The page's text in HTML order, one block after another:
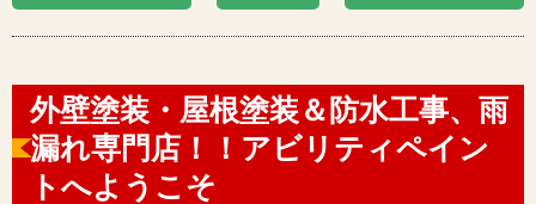
外壁塗装・屋根塗装＆防水工事、雨
漏れ専門店！！アビリティペイン
トへようこそ